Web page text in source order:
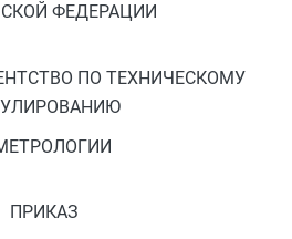
ФЕДЕРАЦИИ
ПО ТЕХНИЧЕСКОМУ
ПРИКАЗ